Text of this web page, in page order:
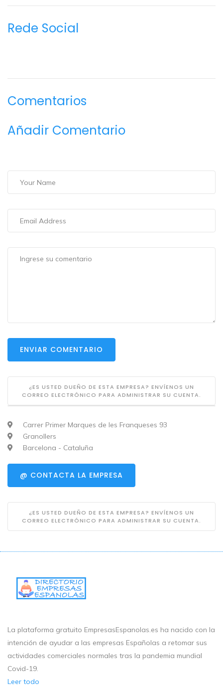
Rede Social
Comentarios
Añadir Comentario
ENVIAR COMENTARIO
¿ES USTED DUEÑO DE ESTA EMPRESA? ENVÍENOS UN
CORREO ELECTRÓNICO PARA ADMINISTRAR SU CUENTA.
Carrer Primer Marques de les Franqueses 93
Granollers
Barcelona - Cataluña
@ CONTACTA LA EMPRESA
¿ES USTED DUEÑO DE ESTA EMPRESA? ENVÍENOS UN
CORREO ELECTRÓNICO PARA ADMINISTRAR SU CUENTA.
La plataforma gratuito EmpresasEspanolas.es ha nacido con la
intención de ayudar a las empresas Españolas a retomar sus
actividades comerciales normales tras la pandemia mundial
Covid-19.
Leer todo